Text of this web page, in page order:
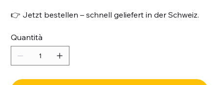
👉 Jetzt bestellen – schnell geliefert in der Schweiz.
Quantità